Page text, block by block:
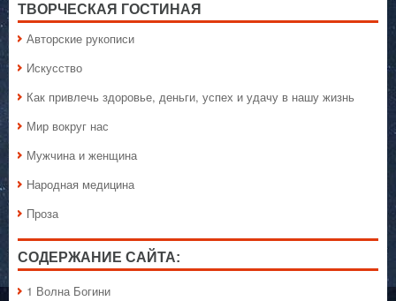
ТВОРЧЕСКАЯ ГОСТИНАЯ
Авторские рукописи
Искусство
Как привлечь здоровье, деньги, успех и удачу в нашу жизнь
Мир вокруг нас
Мужчина и женщина
Народная медицина
Проза
СОДЕРЖАНИЕ САЙТА:
1 Волна Богини